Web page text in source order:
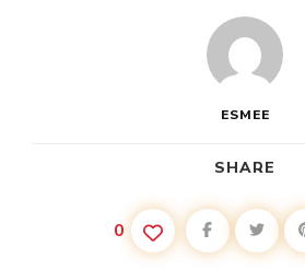
ESMEE
SHARE
0